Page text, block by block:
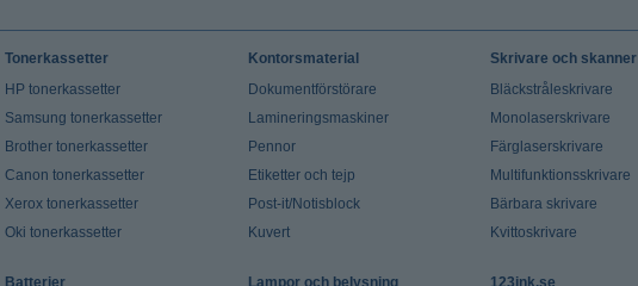
Tonerkassetter
HP tonerkassetter
Samsung tonerkassetter
Brother tonerkassetter
Canon tonerkassetter
Xerox tonerkassetter
Oki tonerkassetter
Kontorsmaterial
Dokumentförstörare
Lamineringsmaskiner
Pennor
Etiketter och tejp
Post-it/Notisblock
Kuvert
Skrivare och skanner
Bläckstråleskrivare
Monolaserskrivare
Färglaserskrivare
Multifunktionsskrivare
Bärbara skrivare
Kvittoskrivare
Batterier Lampor och belysning 123ink.se